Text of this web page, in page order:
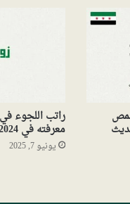
راتب اللجوء
معرفته في 2024
يونيو 7, 2025